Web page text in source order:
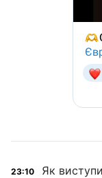
23:10
Як